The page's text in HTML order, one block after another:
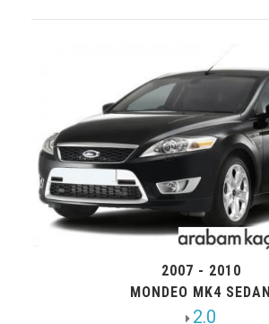
2007 - 2010
MONDEO MK4 SEDAN
2.0